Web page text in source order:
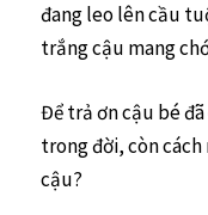
đang leo lên cầu
trắng cậu mang
Để trả ơn cậu bé
trong đời, còn
cậu?